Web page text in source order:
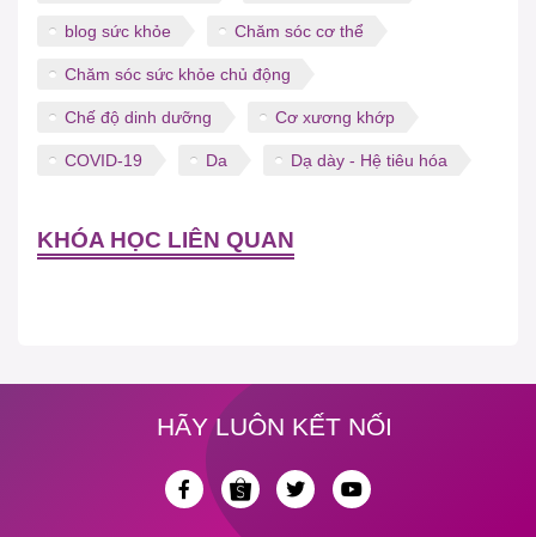
blog sức khỏe Chăm sóc cơ thể
Chăm sóc sức khỏe chủ động
Chế độ dinh dưỡng Cơ xương khớp
COVID-19 Da Dạ dày - Hệ tiêu hóa
KHÓA HỌC LIÊN QUAN
HÃY LUÔN KẾT NỐI